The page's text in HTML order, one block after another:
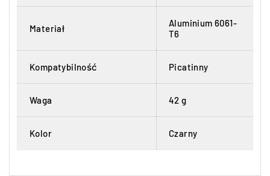
Materiał
Aluminium 6061-
T6
Kompatybilność Picatinny
Waga 42 g
Kolor Czarny